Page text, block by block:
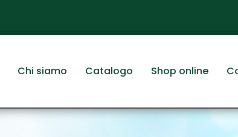
Chi siamo Catalogo Shop online